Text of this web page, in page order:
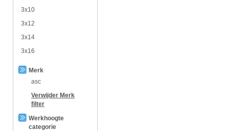
3x10
3x12
3x14
3x16
Merk
asc
Verwijder Merk
filter
Werkhoogte
categorie